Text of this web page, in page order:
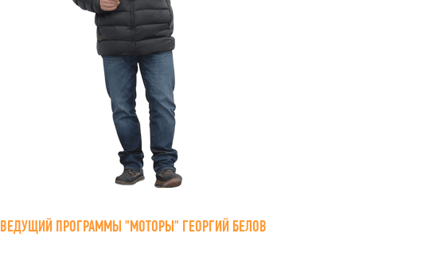
ВЕДУЩИЙ ПРОГРАММЫ "МОТОРЫ" ГЕОРГИЙ БЕЛОВ